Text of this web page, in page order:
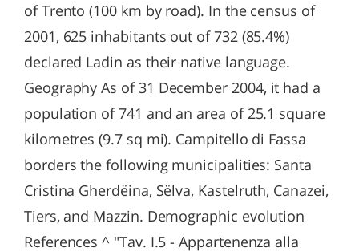
of Trento (100 km by road). In the census of
2001, 625 inhabitants out of 732 (85.4%)
declared Ladin as their native language.
Geography As of 31 December 2004, it had a
population of 741 and an area of 25.1 square
kilometres (9.7 sq mi). Campitello di Fassa
borders the following municipalities: Santa
Cristina Gherdëina, Sëlva, Kastelruth, Canazei,
Tiers, and Mazzin. Demographic evolution
References ^ "Tav. I.5 - Appartenenza alla